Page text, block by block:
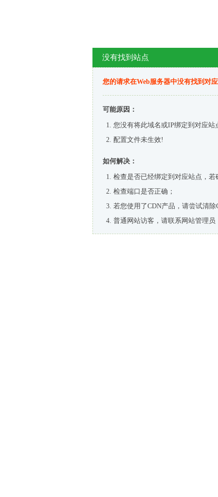
没有找到站点
您的请求在Web服务器中没有找到对
可能原因：
您没有将此域名或IP绑定到对应站
配置文件未生效!
如何解决：
检查是否已经绑定到对应站点，
检查端口是否正确；
若您使用了CDN产品，请尝试清除
普通网站访客，请联系网站管理员